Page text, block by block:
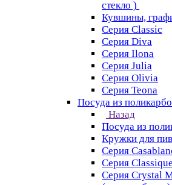
стекло )
Кувшины,
Серия Classic
Серия Diva
Серия Ilona
Серия Julia
Серия Olivia
Серия Teona
Посуда из
Назад
Посуда из
Кружки для
Серия
Серия
Серия Crystal